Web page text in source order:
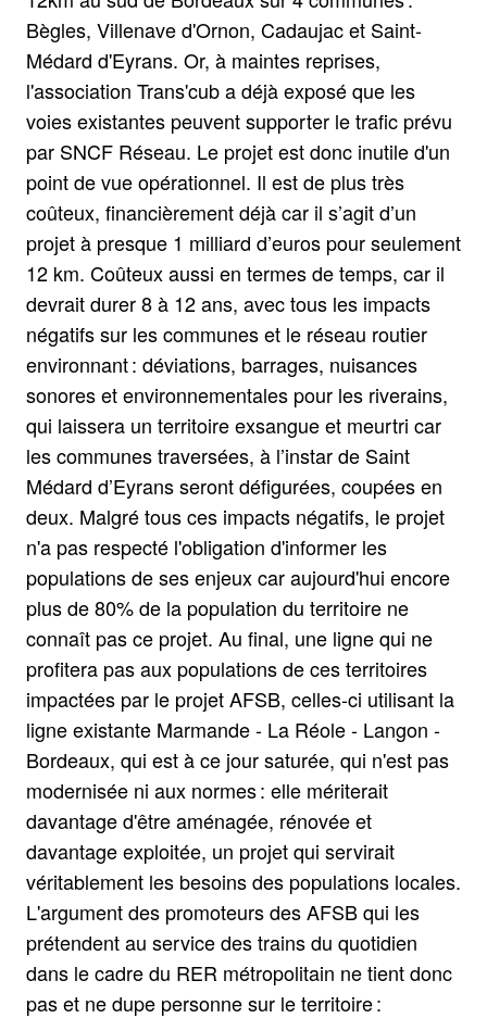
Bègles, Villenave d'Ornon, Cadaujac et Saint-
Médard d'Eyrans. Or, à maintes reprises,
l'association Trans'cub a déjà exposé que les
voies existantes peuvent supporter le trafic prévu
par SNCF Réseau. Le projet est donc inutile d'un
point de vue opérationnel. Il est de plus très
coûteux, financièrement déjà car il s’agit d’un
projet à presque 1 milliard d’euros pour seulement
12 km. Coûteux aussi en termes de temps, car il
devrait durer 8 à 12 ans, avec tous les impacts
négatifs sur les communes et le réseau routier
environnant : déviations, barrages, nuisances
sonores et environnementales pour les riverains,
qui laissera un territoire exsangue et meurtri car
les communes traversées, à l’instar de Saint
Médard d’Eyrans seront défigurées, coupées en
deux. Malgré tous ces impacts négatifs, le projet
n'a pas respecté l'obligation d'informer les
populations de ses enjeux car aujourd'hui encore
plus de 80% de la population du territoire ne
connaît pas ce projet. Au final, une ligne qui ne
profitera pas aux populations de ces territoires
impactées par le projet AFSB, celles-ci utilisant la
ligne existante Marmande - La Réole - Langon -
Bordeaux, qui est à ce jour saturée, qui n'est pas
modernisée ni aux normes : elle mériterait
davantage d'être aménagée, rénovée et
davantage exploitée, un projet qui servirait
véritablement les besoins des populations locales.
L'argument des promoteurs des AFSB qui les
prétendent au service des trains du quotidien
dans le cadre du RER métropolitain ne tient donc
pas et ne dupe personne sur le territoire :